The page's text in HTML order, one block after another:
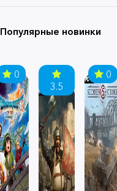
Популярные новинки
0
3.5
0